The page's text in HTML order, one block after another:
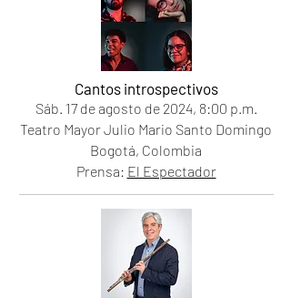
Cantos introspectivos
Sáb. 17de agosto de 2024, 8:00 p.m.
Teatro Mayor Julio Mario Santo Domingo
Bogotá, Colombia
Prensa: El Espectador